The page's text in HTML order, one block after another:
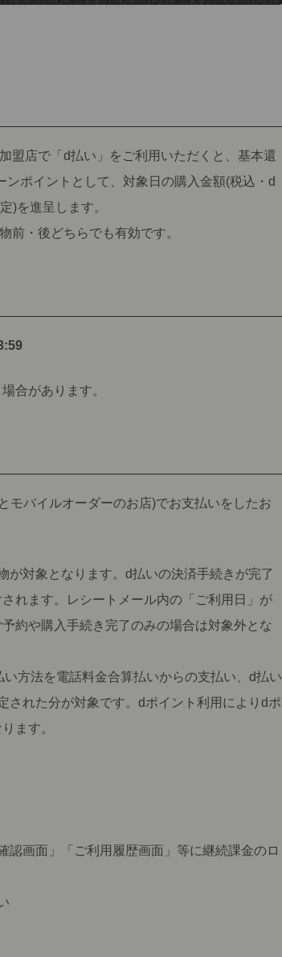
盟店で「d払い」をご利用いただくと、基本還
ンポイントとして、対象日の購入金額(税込・d
)を進呈します。
前・後どちらでも有効です。
合があります。
モバイルオーダーのお店)でお支払いをしたお
が対象となります。d払いの決済手続きが完了
れます。レシートメール内の「ご利用日」が
約や購入手続き完了のみの場合は対象外とな
方法を電話料金合算払いからの支払い、d払い
された分が対象です。dポイント利用によりdポ
ます。
画面」「ご利用履歴画面」等に継続課金のロ